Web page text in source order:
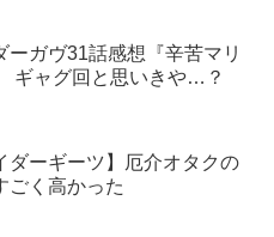
ーガヴ31話感想『辛苦マリ
ギャグ回と思いきや…？
ダーギーツ】厄介オタクの
ごく高かった